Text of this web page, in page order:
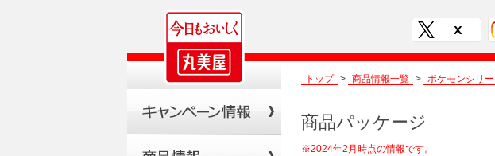
トップ > 商品情報一覧 > ポケモンシリ
商品パッケージ
※2024年2月時点の情報です。